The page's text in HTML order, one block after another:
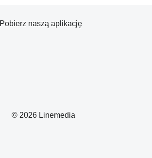
© 2026 Linemedia
Pobierz naszą aplikację